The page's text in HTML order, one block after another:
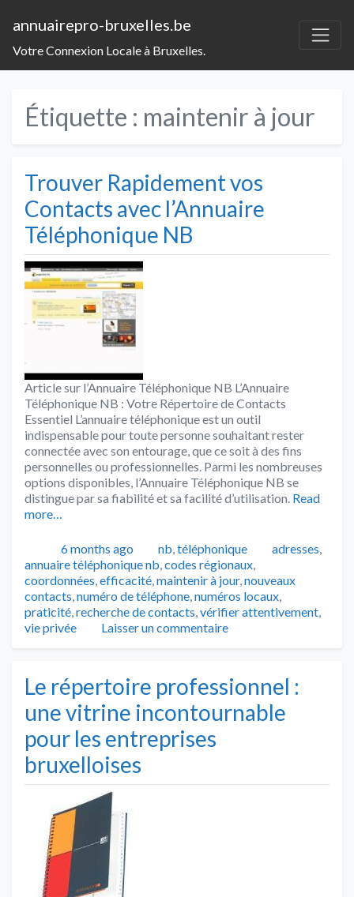
annuairepro-bruxelles.be
Votre Connexion Locale à Bruxelles.
Étiquette : maintenir à jour
Trouver Rapidement vos
Contacts avec l’Annuaire
Téléphonique NB
Article sur l’Annuaire Téléphonique NB L’Annuaire
Téléphonique NB : Votre Répertoire de Contacts
Essentiel L’annuaire téléphonique est un outil
indispensable pour toute personne souhaitant rester
connectée avec son entourage, que ce soit à des fins
personnelles ou professionnelles. Parmi les nombreuses
options disponibles, l’Annuaire Téléphonique NB se
distingue par sa fiabilité et sa facilité d’utilisation. Read
more…
Publié
6 months ago Catégories
nb,téléphonique Tags
adresses,
annuaire téléphonique nb,codes régionaux,
coordonnées,efficacité,maintenir à jour,nouveaux
contacts,numéro de téléphone,numéros locaux,
praticité,recherche de contacts,vérifier attentivement,
vie privée
Laisser un commentaire
Le répertoire professionnel :
une vitrine incontournable
pour les entreprises
bruxelloises